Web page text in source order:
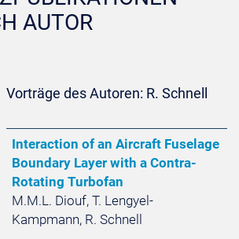
AUTOR
Vorträge des Autoren: R. Schnell
Interaction of an Aircraft Fuselage
Boundary Layer with a Contra-
Rotating Turbofan
M.M.L. Diouf, T. Lengyel-
Kampmann, R. Schnell